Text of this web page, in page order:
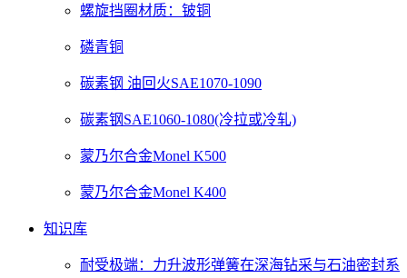
螺旋挡圈材质：铍铜
磷青铜
碳素钢 油回火SAE1070-1090
碳素钢SAE1060-1080(冷拉或冷轧)
蒙乃尔合金Monel K500
蒙乃尔合金Monel K400
知识库
耐受极端：力升波形弹簧在深海钻采与石油密封系